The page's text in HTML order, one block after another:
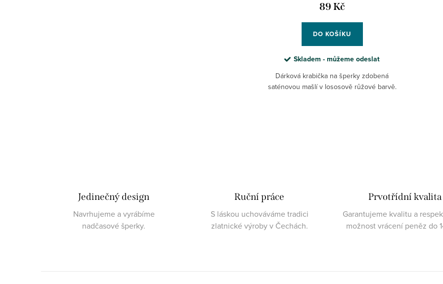
89 Kč
DO KOŠÍKU
Skladem - můžeme odeslat
Dárková krabička na šperky zdobená
saténovou mašlí v lososově růžové barvě.
Jedinečný design
Navrhujeme a vyrábíme
nadčasové šperky.
Ruční práce
S láskou uchováváme tradici
zlatnické výroby v Čechách.
Prvotřídní kvalita
Garantujeme kvalitu a
možnost vrácení peněz do